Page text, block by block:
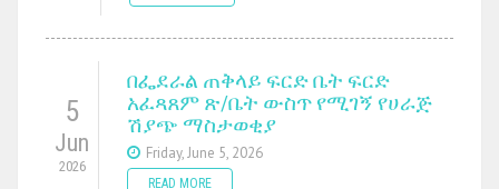
5
Jun
2026
በፌደራል ጠቅላይ ፍርድ ቤት ፍርድ
አፈጻጸም ጽ/ቤት ውስጥ የሚገኝ የሀራጅ
ሽያጭ ማስታወቂያ
Friday, June 5, 2026
READ MORE